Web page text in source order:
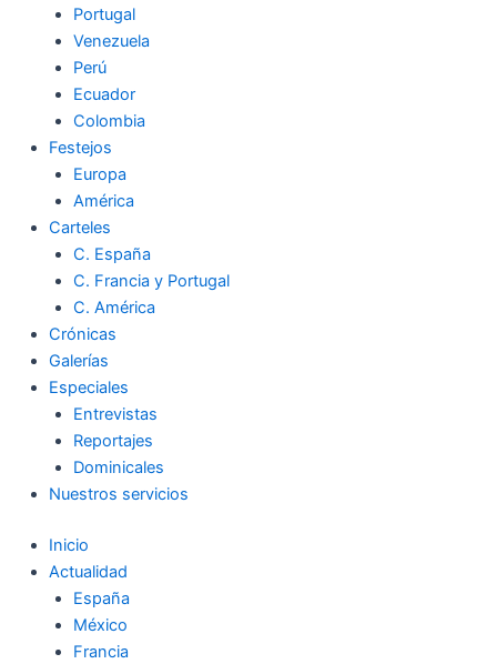
Portugal
Venezuela
Perú
Ecuador
Colombia
Festejos
Europa
América
Carteles
C. España
C. Francia y Portugal
C. América
Crónicas
Galerías
Especiales
Entrevistas
Reportajes
Dominicales
Nuestros servicios
Inicio
Actualidad
España
México
Francia